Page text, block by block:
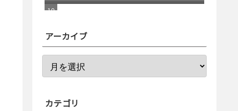
アーカイブ
カテゴリ